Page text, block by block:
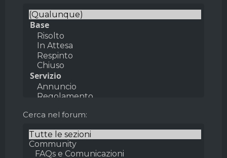
Cerca nel forum